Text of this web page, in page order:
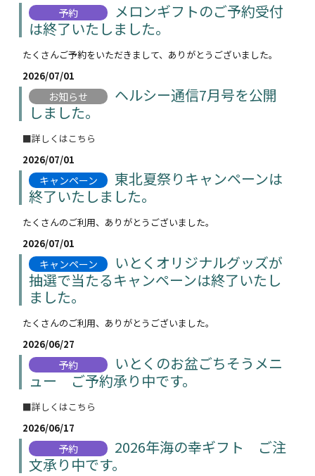
予約
メロンギフトのご予約受付
は終了いたしました。
たくさんご予約をいただきまして、ありがとうございました。
2026/07/01
お知らせ
ヘルシー通信7月号を公開
しました。
■詳しくはこちら
2026/07/01
キャンペーン
東北夏祭りキャンペーンは
終了いたしました。
たくさんのご利用、ありがとうございました。
2026/07/01
キャンペーン
いとくオリジナルグッズが
抽選で当たるキャンペーンは終了いたし
ました。
たくさんのご利用、ありがとうございました。
2026/06/27
予約
いとくのお盆ごちそうメニ
ュー ご予約承り中です。
■詳しくはこちら
2026/06/17
予約
2026年海の幸ギフト ご注
文承り中です。